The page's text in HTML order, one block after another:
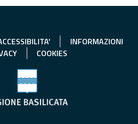
INFORMAZIONI
COOKIES